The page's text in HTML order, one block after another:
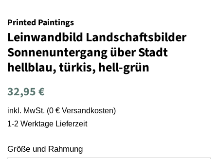
Printed Paintings
Leinwandbild Landschaftsbilder
Sonnenuntergang über Stadt
hellblau, türkis, hell-grün
Normaler
32,95 €
inkl. MwSt. (0 € Versandkosten)
1-2 Werktage Lieferzeit
Größe und Rahmung